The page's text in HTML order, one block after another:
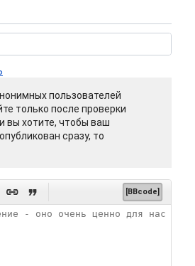
пользователей
только после проверки
вы хотите, чтобы ваш
сразу, то
  [BBcode]